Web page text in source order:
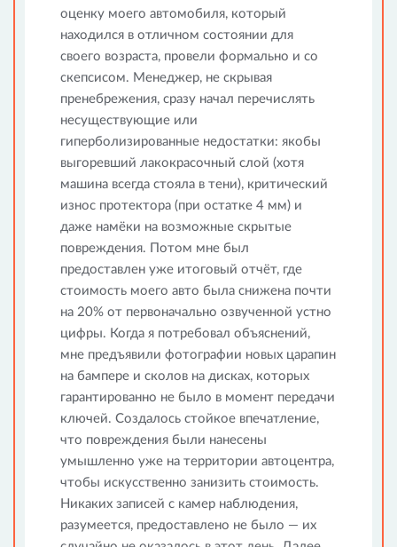
оценку моего автомобиля, который
находился в отличном состоянии для
своего возраста, провели формально и со
скепсисом. Менеджер, не скрывая
пренебрежения, сразу начал перечислять
несуществующие или
гиперболизированные недостатки: якобы
выгоревший лакокрасочный слой (хотя
машина всегда стояла в тени), критический
износ протектора (при остатке 4 мм) и
даже намёки на возможные скрытые
повреждения. Потом мне был
предоставлен уже итоговый отчёт, где
стоимость моего авто была снижена почти
на 20% от первоначально озвученной устно
цифры. Когда я потребовал объяснений,
мне предъявили фотографии новых царапин
на бампере и сколов на дисках, которых
гарантированно не было в момент передачи
ключей. Создалось стойкое впечатление,
что повреждения были нанесены
умышленно уже на территории автоцентра,
чтобы искусственно занизить стоимость.
Никаких записей с камер наблюдения,
разумеется, предоставлено не было — их